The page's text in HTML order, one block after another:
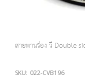
สายพานร่อง วี Double
SKU: 022-CVB196